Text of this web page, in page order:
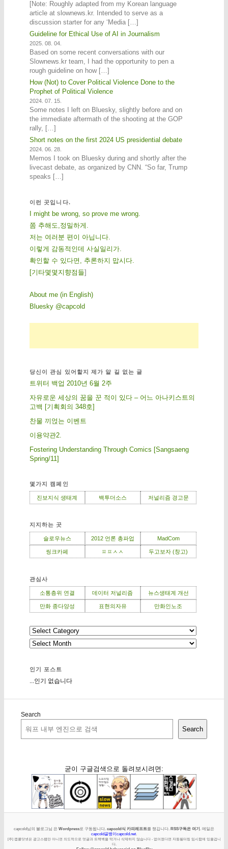
[Note: Roughly adapted from my Korean language
article at slownews.kr. Intended to serve as a
discussion starter for any ‘Media […]
Guideline for Ethical Use of AI in Journalism
2025. 08. 04.
Based on some recent conversations with our
Slownews.kr team, I had the opportunity to pen a
rough guideline on how […]
How (Not) to Cover Political Violence Done to the
Prophet of Political Violence
2024. 07. 15.
Some notes I left on Bluesky, slightly before and on
the immediate aftermath of the shooting at the GOP
rally, […]
Short notes on the first 2024 US presidential debate
2024. 06. 28.
Memos I took on Bluesky during and shortly after the
livecast debate, as organized by CNN. “So far, Trump
speaks […]
이런 곳입니다.
I might be wrong, so prove me wrong.
쫌 추해도,정밀하게.
저는 여러분 편이 아닙니다.
이렇게 감동적인데 사실일리가.
확인할 수 있다면, 추론하지 맙시다.
[기 타몇 몇 지 향점 들]
About me (in English)
Bluesky @capcold
당신이 관심 있어할지 제가 알 길 없는 글
트위터 백업 2010년 6월 2주
자유로운 세상의 꿈을 꾼 적이 있다 – 어느 아나키스트의
고백 [기획회의 348호]
찬물 끼얹는 이벤트
이용약관2.
Fostering Understanding Through Comics [Sangsaeng
Spring/11]
몇가지 캠페인
진보지식 생태계 백투더소스 저널리즘 경고문
지지하는 곳
슬로우뉴스 2012 언론 총파업 MadCom
씽크카페 ㅍㅍㅅㅅ 두고보자 (창고)
관심사
소통층위 연결 데이터 저널리즘 뉴스생태계 개선
만화 종다양성 표현의자유 만화인노조
인기 포스트
...인기 없습니다
Search
Search
굳이 구글검색으로 돌려보시려면:
capcold님의 블로그님 은 Wordpress로 구동됩니다. capcold식 카피레프트를 챙깁니다. RSS구독은 여기. 메일은
capcold골뱅이capcold.net.
[주] 캡콜닷넷은 광고스팸만 아니면 의도적으로 덧글과 트랙백을 막거나 삭제하지 않습니다 - 없어졌다면 자동필터링 임시함에 있을겁니
다.